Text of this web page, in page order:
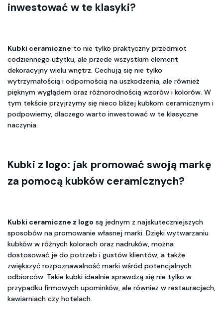
inwestować w te klasyki?
Kubki ceramiczne to nie tylko praktyczny przedmiot
codziennego użytku, ale przede wszystkim element
dekoracyjny wielu wnętrz. Cechują się nie tylko
wytrzymałością i odpornością na uszkodzenia, ale również
pięknym wyglądem oraz różnorodnością wzorów i kolorów. W
tym tekście przyjrzymy się nieco bliżej kubkom ceramicznym i
podpowiemy, dlaczego warto inwestować w te klasyczne
naczynia.
Kubki z logo: jak promować swoją markę
za pomocą kubków ceramicznych?
Kubki ceramiczne z logo są jednym z najskuteczniejszych
sposobów na promowanie własnej marki. Dzięki wytwarzaniu
kubków w różnych kolorach oraz nadruków, można
dostosować je do potrzeb i gustów klientów, a także
zwiększyć rozpoznawalność marki wśród potencjalnych
odbiorców. Takie kubki idealnie sprawdzą się nie tylko w
przypadku firmowych upominków, ale również w restauracjach,
kawiarniach czy hotelach.